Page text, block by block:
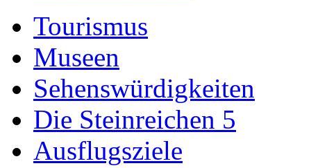
Tourismus
Museen
Sehenswürdigkeiten
Die Steinreichen 5
Ausflugsziele